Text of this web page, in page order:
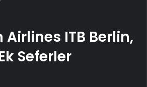
ITB Berlin,
Seferler